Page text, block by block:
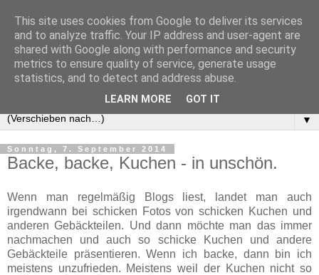
▼
Sonntag, 7. September 2014
Backe, backe, Kuchen - in unschön.
Wenn man regelmäßig Blogs liest, landet man auch
irgendwann bei schicken Fotos von schicken Kuchen und
anderen Gebäckteilen. Und dann möchte man das immer
nachmachen und auch so schicke Kuchen und andere
Gebäckteile präsentieren. Wenn ich backe, dann bin ich
meistens unzufrieden. Meistens weil der Kuchen nicht so
This site uses cookies from Google to deliver its services
and to analyze traffic. Your IP address and user-agent are
shared with Google along with performance and security
metrics to ensure quality of service, generate usage
statistics, and to detect and address abuse.
LEARN MORE GOT IT